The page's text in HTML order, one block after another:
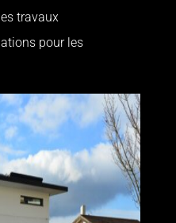
travaux
pour les